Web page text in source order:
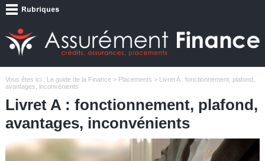
Vous êtes ici : Le guide de la Finance> Placements > Livret A : fonctionnement, plafond,
avantages, inconvénients
Livret A : fonctionnement, plafond,
avantages, inconvénients